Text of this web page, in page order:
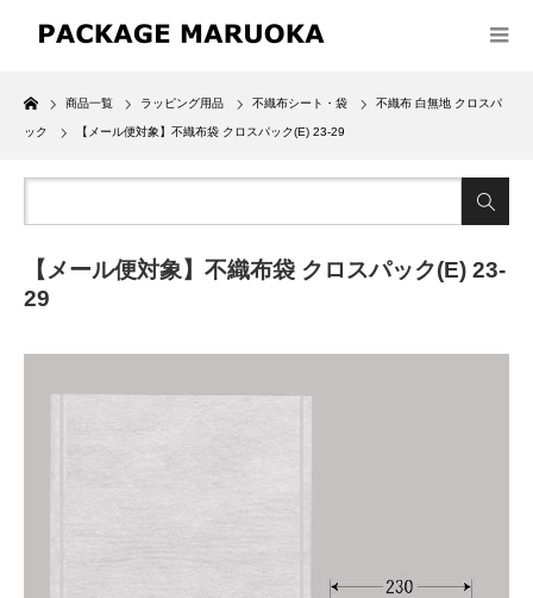
Home
商品一覧 ラッピング用品 不織布シート・袋 不織布 白無地 クロスパ
ック 【メール便対象】不織布袋 クロスパック(E) 23-29
【メール便対象】不織布袋 クロスパック(E) 23-
29